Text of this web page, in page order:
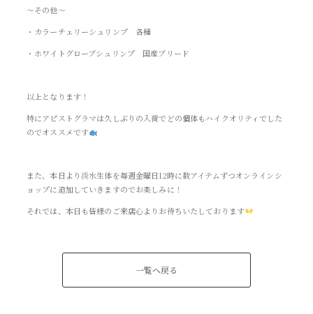
～その他～
・カラーチェリーシュリンプ 各種
・ホワイトグローブシュリンプ 国産ブリード
以上となります！
特にアピストグラマは久しぶりの入荷でどの個体もハイクオリティでした
のでオススメです
また、本日より淡水生体を毎週金曜日12時に数アイテムずつオンラインシ
ョップに追加していきますのでお楽しみに！
それでは、本日も皆様のご来店心よりお待ちいたしております
一覧へ戻る